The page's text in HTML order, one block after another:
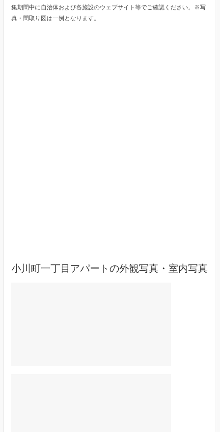
集期間中に自治体および各施設のウェブサイト等でご確認ください。※写
真・間取り図は一例となります。
小川町一丁目アパートの外観写真・室内写真